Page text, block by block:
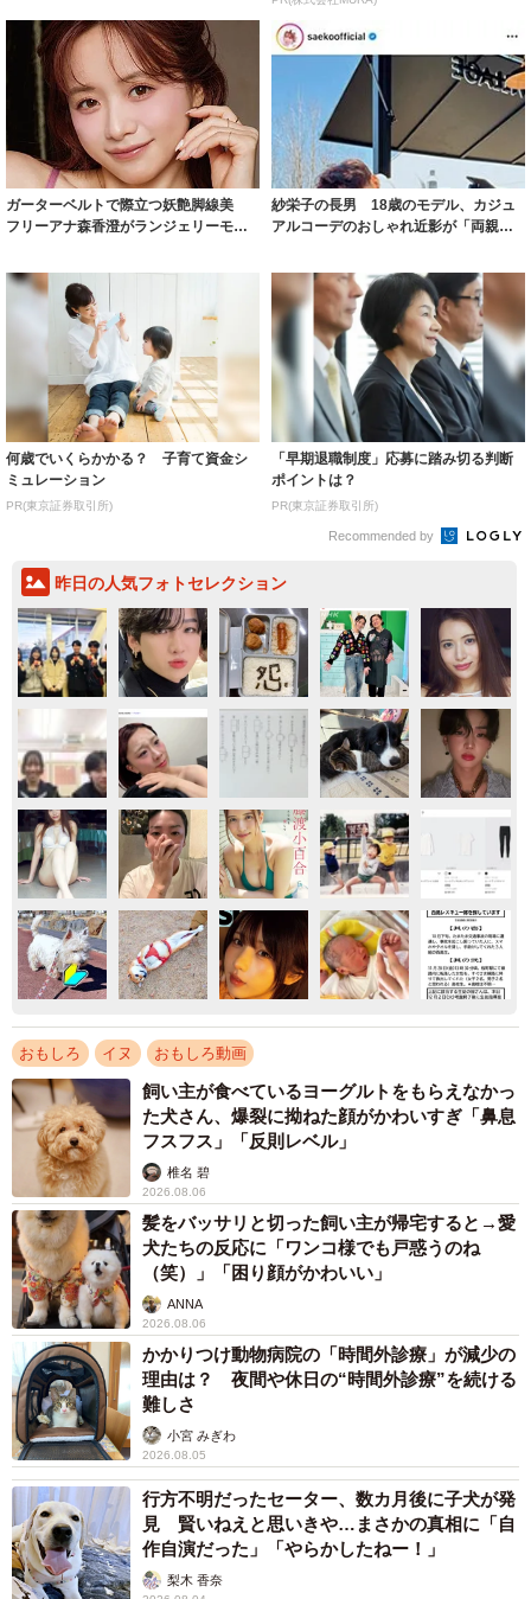
ガーターベルトで際立つ妖艶脚線美
フリーアナ森香澄がランジェリーモデ
紗栄子の長男 18歳のモデル、カジュ
アルコーデのおしゃれ近影が「両親の
何歳でいくらかかる？ 子育て資金シ
ミュレーション
PR(東京証券取引所)
「早期退職制度」応募に踏み切る判断
ポイントは？
PR(東京証券取引所)
Recommended by
昨日の人気フォトセレクション
おもしろ イヌ おもしろ動画
飼い主が食べているヨーグルトをもらえなかっ
た犬さん、爆裂に拗ねた顔がかわいすぎ「鼻息
フスフス」「反則レベル」
椎名 碧
2026.08.06
髪をバッサリと切った飼い主が帰宅すると→愛
犬たちの反応に「ワンコ様でも戸惑うのね
（笑）」「困り顔がかわいい」
ANNA
2026.08.06
かかりつけ動物病院の「時間外診療」が減少の
理由は？ 夜間や休日の“時間外診療”を続ける
難しさ
小宮 みぎわ
2026.08.05
行方不明だったセーター、数カ月後に子犬が発
見 賢いねえと思いきや…まさかの真相に「自
作自演だった」「やらかしたねー！」
梨木 香奈